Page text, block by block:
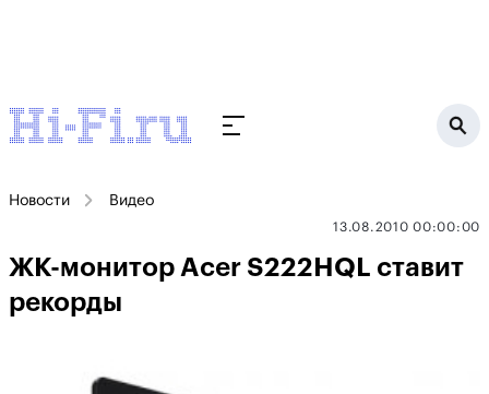
Новости Видео
13.08.2010 00:00:00
ЖК-монитор Acer S222HQL ставит
рекорды